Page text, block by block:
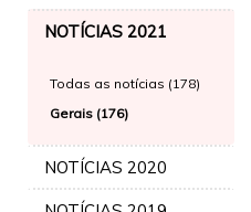
NOTÍCIAS 2021
Todas as notícias (178)
Gerais (176)
NOTÍCIAS 2020